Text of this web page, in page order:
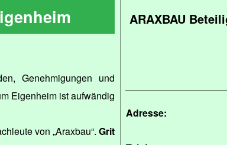
ARAXBAU
Adresse:
Genehmigungen und
Eigenheim ist aufwändig
von „Araxbau“.Grit